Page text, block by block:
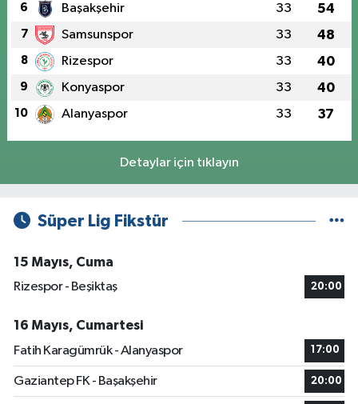
6 Başakşehir 33 54
7 Samsunspor 33 48
8 Rizespor 33 40
9 Konyaspor 33 40
10 Alanyaspor 33 37
Detaylar için tıklayın
Süper Lig Fikstür
15 Mayıs, Cuma
Rizespor - Beşiktaş
20:00
16 Mayıs, Cumartesi
Fatih Karagümrük - Alanyaspor
17:00
Gaziantep FK - Başakşehir 20:00